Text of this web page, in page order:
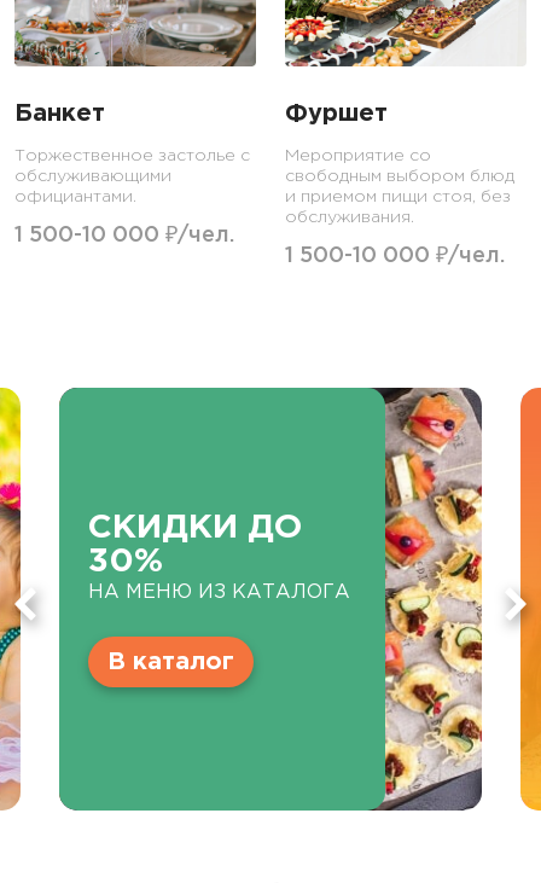
Банкет
Торжественное застолье с
обслуживающими
официантами.
1 500-10 000 ₽/чел.
Фуршет
Мероприятие со
свободным выбором блюд
и приемом пищи стоя, без
обслуживания.
1 500-10 000 ₽/чел.
СКИДКИ ДО
30%
НА МЕНЮ ИЗ КАТАЛОГА
В каталог